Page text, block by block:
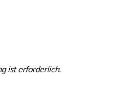
ist erforderlich.